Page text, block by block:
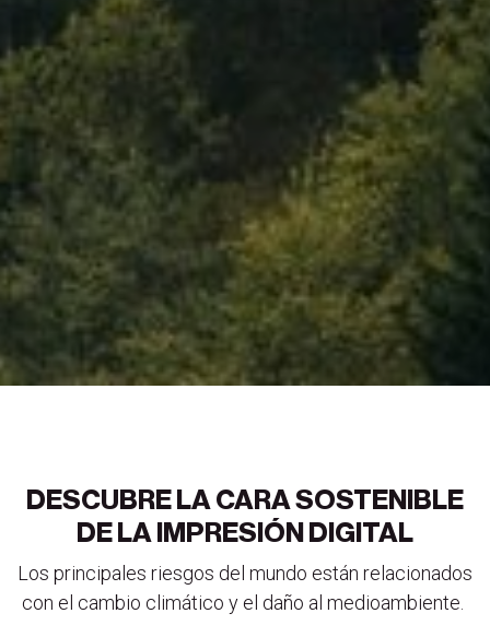
DESCUBRE LA CARA SOSTENIBLE
DE LA IMPRESIÓN DIGITAL
Los principales riesgos del mundo están relacionados
con el cambio climático y el daño al medioambiente.